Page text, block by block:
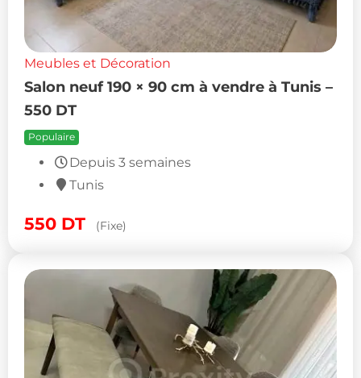
Meubles et Décoration
Salon neuf 190 × 90 cm à vendre à Tunis –
550 DT
Populaire
Depuis 3 semaines
Tunis
550 DT (Fixe)